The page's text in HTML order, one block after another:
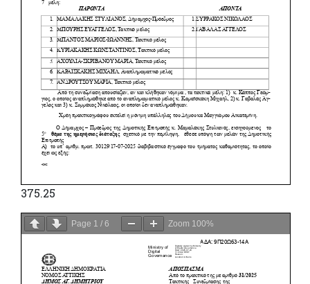
375.25
Page 1 / 6 Zoom 100%